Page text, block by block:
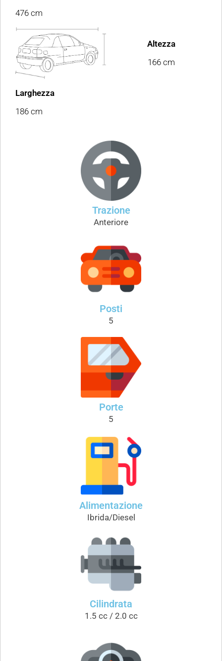
476 cm
Altezza
166 cm
Larghezza
186 cm
Trazione
Anteriore
Posti
5
Porte
5
Alimentazione
Ibrida/Diesel
Cilindrata
1.5 cc / 2.0 cc